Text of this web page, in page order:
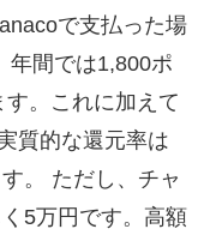
で支払った場
年間では1,800ポ
。これに加えて
質的な還元率は
。 ただし、チャ
5万円です。高額